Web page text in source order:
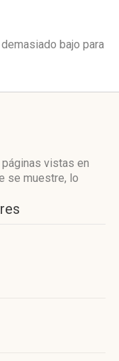
bajo para
vistas en
se muestre, lo